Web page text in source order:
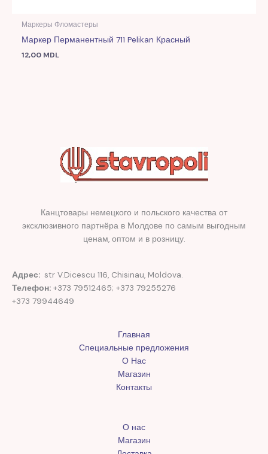
Маркеры Фломастеры
Маркер Перманентный 711 Pelikan Красный
12,00 MDL
Канцтовары немецкого и польского качества от
эксклюзивного партнёра в Молдове по самым выгодным
ценам, оптом и в розницу.
Адрес: str V.Dicescu 116, Chisinau, Moldova.
Телефон: +373 79512465; +373 79255276
+373 79944649
Главная
Специальные предложения
О Нас
Магазин
Контакты
О нас
Магазин